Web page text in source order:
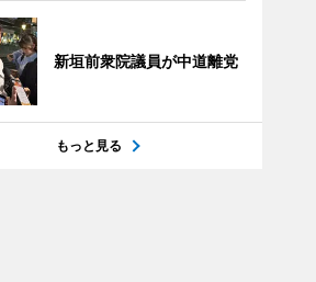
新垣前衆院議員が中道離党
もっと見る